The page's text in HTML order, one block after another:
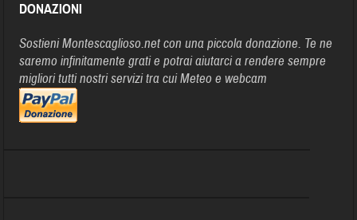
DONAZIONI
Sostieni Montescaglioso.net con una piccola donazione. Te ne
saremo infinitamente grati e potrai aiutarci a rendere sempre
migliori tutti nostri servizi tra cui Meteo e webcam